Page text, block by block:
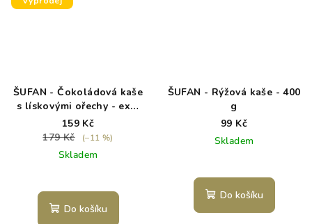
ŠUFAN - Čokoládová kaše
s lískovými ořechy - exp.
8/26
159 Kč
179 Kč
(–11 %)
Skladem
Do košíku
ŠUFAN - Rýžová kaše - 400
g
99 Kč
Skladem
Do košíku